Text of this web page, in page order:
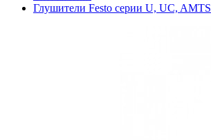
Глушители Festo серии U, UC, AMTS